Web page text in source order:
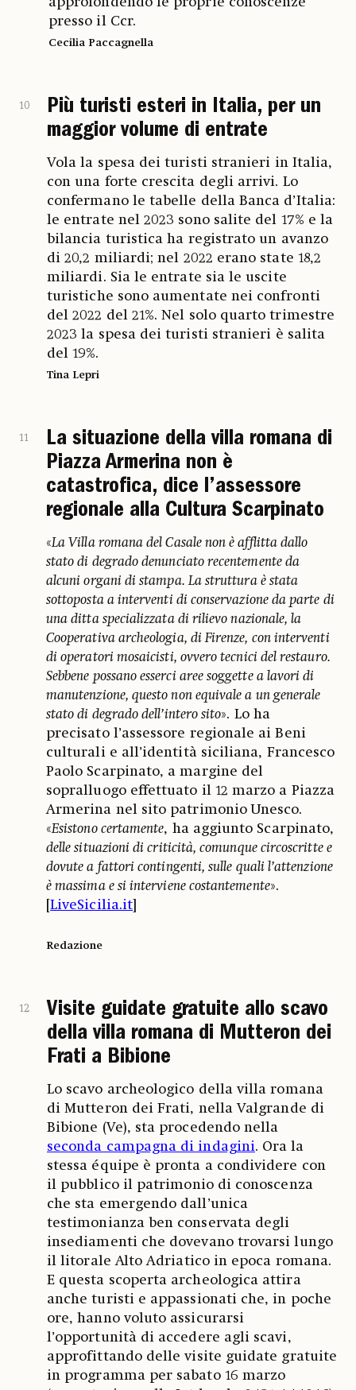
presso il Ccr.
Cecilia Paccagnella
10
Più turisti esteri in Italia, per un
maggior volume di entrate
Vola la spesa dei turisti stranieri in Italia,
con una forte crescita degli arrivi. Lo
confermano le tabelle della Banca d’Italia:
le entrate nel 2023 sono salite del 17% e la
bilancia turistica ha registrato un avanzo
di 20,2 miliardi; nel 2022 erano state 18,2
miliardi. Sia le entrate sia le uscite
turistiche sono aumentate nei confronti
del 2022 del 21%. Nel solo quarto trimestre
2023 la spesa dei turisti stranieri è salita
del 19%.
Tina Lepri
11
La situazione della villa romana di
Piazza Armerina non è
catastrofica, dice l’assessore
regionale alla Cultura Scarpinato
«La Villa romana del Casale non è afflitta dallo
stato di degrado denunciato recentemente da
alcuni organi di stampa. La struttura è stata
sottoposta a interventi di conservazione da parte di
una ditta specializzata di rilievo nazionale, la
Cooperativa archeologia, di Firenze, con interventi
di operatori mosaicisti, ovvero tecnici del restauro.
Sebbene possano esserci aree soggette a lavori di
manutenzione, questo non equivale a un generale
stato di degrado dell’intero sito». Lo ha
precisato l’assessore regionale ai Beni
culturali e all’identità siciliana, Francesco
Paolo Scarpinato, a margine del
sopralluogo effettuato il 12 marzo a Piazza
Armerina nel sito patrimonio Unesco.
«Esistono certamente, ha aggiunto Scarpinato,
delle situazioni di criticità, comunque circoscritte e
dovute a fattori contingenti, sulle quali l’attenzione
è massima e si interviene costantemente».
[LiveSicilia.it
Redazione
12
Visite guidate gratuite allo scavo
della villa romana di Mutteron dei
Frati a Bibione
Lo scavo archeologico della villa romana
di Mutteron dei Frati, nella Valgrande di
Bibione (Ve), sta procedendo nella
seconda campagna di indagini. Ora la
stessa équipe è pronta a condividere con
il pubblico il patrimonio di conoscenza
che sta emergendo dall’unica
testimonianza ben conservata degli
insediamenti che dovevano trovarsi lungo
il litorale Alto Adriatico in epoca romana.
E questa scoperta archeologica attira
anche turisti e appassionati che, in poche
ore, hanno voluto assicurarsi
l’opportunità di accedere agli scavi,
approfittando delle visite guidate gratuite
in programma per sabato 16 marzo